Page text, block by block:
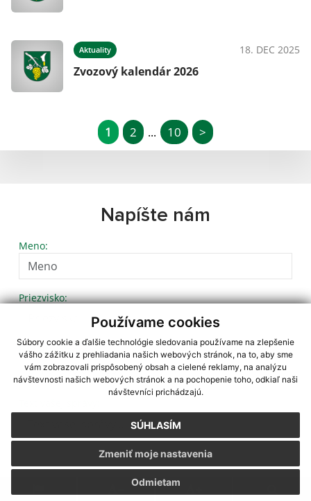
Používame cookies
Súbory cookie a ďalšie technológie sledovania používame na zlepšenie
vášho zážitku z prehliadania našich webových stránok, na to, aby sme
vám zobrazovali prispôsobený obsah a cielené reklamy, na analýzu
návštevnosti našich webových stránok a na pochopenie toho, odkiaľ naši
návštevníci prichádzajú.
SÚHLASÍM
Odmietam
Zmeniť moje nastavenia
Aktuality 18. DEC 2025
Zvozový kalendár 2026
1 2 ... 10 >
Napíšte nám
Meno:
Priezvisko:
E-mailová adresa: